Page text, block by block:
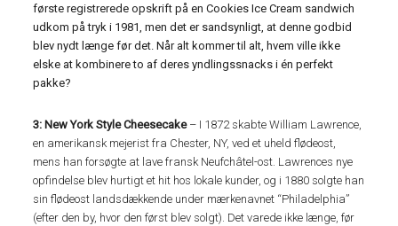
første registrerede opskrift på en Cookies Ice Cream sandwich
udkom på tryk i 1981, men det er sandsynligt, at denne godbid
blev nydt længe før det. Når alt kommer til alt, hvem ville ikke
elske at kombinere to af deres yndlingssnacks i én perfekt
pakke?
3: New York Style Cheesecake– I 1872 skabte William Lawrence,
en amerikansk mejerist fra Chester, NY, ved et uheld flødeost,
mens han forsøgte at lave fransk Neufchâtel-ost. Lawrences nye
opfindelse blev hurtigt et hit hos lokale kunder, og i 1880 solgte han
sin flødeost landsdækkende under mærkenavnet “Philadelphia”
(efter den by, hvor den først blev solgt). Det varede ikke længe, ​​før